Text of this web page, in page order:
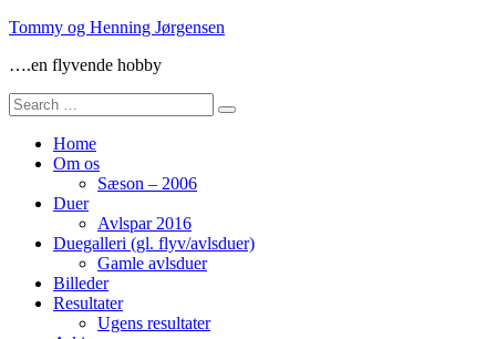
Skip
content
Tommy og Henning Jørgensen
….en flyvende hobby
Search
for:
Home
Om os
Sæson – 2006
Duer
Avlspar 2016
Duegalleri (gl. flyv/avlsduer)
Gamle avlsduer
Billeder
Resultater
Ugens resultater